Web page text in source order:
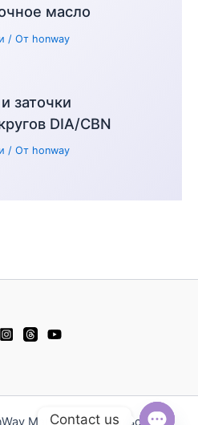
масло
/ От honway
заточки
DIA/CBN
/ От honway
Materials - Тайваньский
Contact us